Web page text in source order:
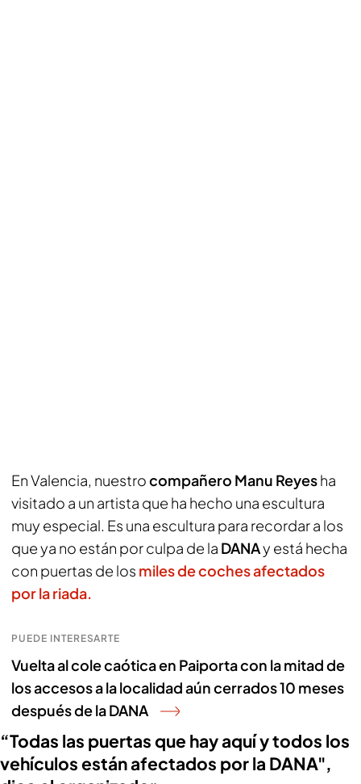
En Valencia, nuestrocompañero Manu Reyesha
visitado a un artista que ha hecho una escultura
muy especial. Es una escultura para recordar a los
que ya no están por culpa de la DANAy está hecha
con puertas de los miles de coches afectados
por la riada.
PUEDE INTERESARTE
Vuelta al cole caótica en Paiporta con la mitad de
los accesos a la localidad aún cerrados 10 meses
después de la DANA
“Todas las puertas que hay aquí y todos los
vehículos están afectados por la DANA",